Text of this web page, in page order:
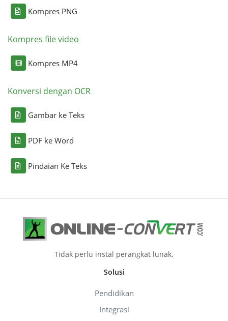
Kompres PNG
Kompres file video
Kompres MP4
Konversi dengan OCR
Gambar ke Teks
PDF ke Word
Pindaian Ke Teks
Tidak perlu instal perangkat lunak.
Solusi
Pendidikan
Integrasi